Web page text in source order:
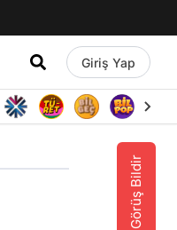
Giriş Yap
Görüş Bildir